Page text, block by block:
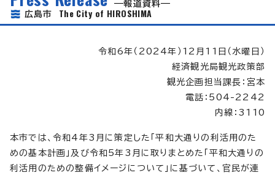
報道資料
広島市 The City of HIROSHIMA
令和6年（2024年）12月11日（水曜日）
経済観光局観光政策部
観光企画担当課長：宮本
電話：504-2242
内線：3110
本市では、令和4年3月に策定した「平和大通りの利活用のた
めの基本計画」及び令和5年3月に取りまとめた「平和大通りの
利活用のための整備イメージについて」に基づいて、官民が連